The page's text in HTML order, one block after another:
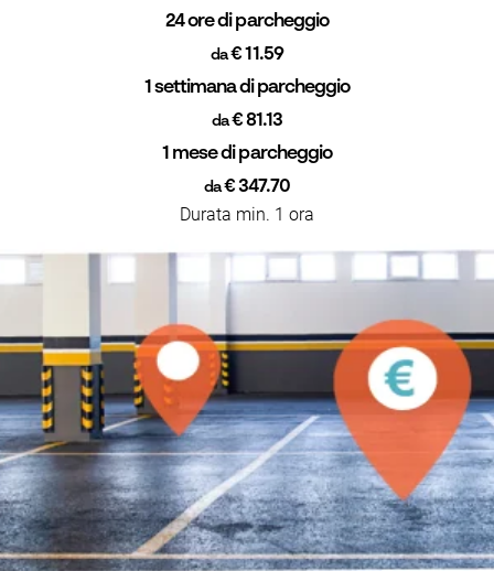
24 ore di parcheggio
da€ 11.59
1 settimana di parcheggio
da€ 81.13
1 mese di parcheggio
da€ 347.70
Durata min. 1 ora